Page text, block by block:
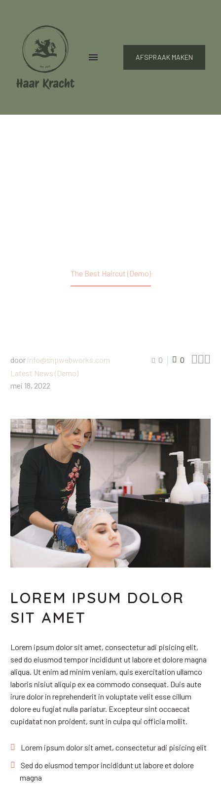
AFSPRAAK MAKEN
The Best Haircut (Demo)
0 0 
door info@snpwebworks.com
Latest News (Demo)
mei 18, 2022
LOREM IPSUM DOLOR
SIT AMET
Lorem ipsum dolor sit amet, consectetur adi pisicing elit,
sed do eiusmod tempor incididunt ut labore et dolore magna
aliqua. Ut enim ad minim veniam, quis exercitation ullamco
laboris nisiut aliquip ex ea commodo consequat. Duis aute
irure dolor in reprehenderit in voluptate velit esse cillum
dolore eu fugiat nulla pariatur. Excepteur sint occaecat
cupidatat non proident, sunt in culpa qui officia mollit.
Lorem ipsum dolor sit amet, consectetur adi pisicing elit
Sed do eiusmod tempor incididunt ut labore et dolore
magna